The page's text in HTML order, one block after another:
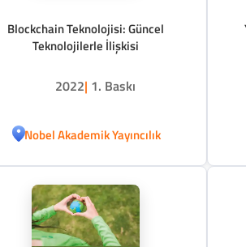
Blockchain Teknolojisi: Güncel
Teknolojilerle İlişkisi
2022| 1. Baskı
Nobel Akademik Yayıncılık